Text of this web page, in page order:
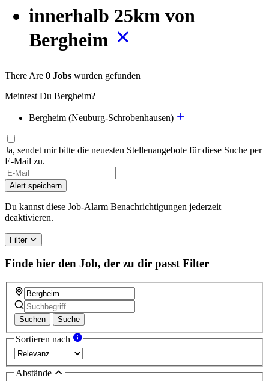
innerhalb 25km von
Bergheim
There Are 0 Jobs wurden gefunden
Meintest Du Bergheim?
Bergheim (Neuburg-Schrobenhausen)
Ja, sendet mir bitte die neuesten Stellenangebote für diese Suche per
E-Mail zu.
If
you
are
a
human,
this
field
Alert speichern
Du kannst diese Job-Alarm Benachrichtigungen jederzeit
deaktivieren.
Filter
Finde hier den Job, der zu dir passt Filter
Suchen Suche
Sortieren nach
Abstände